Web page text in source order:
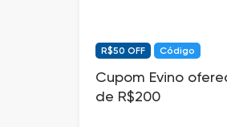
R$50 OFF Código
Cupom Evino
de R$200